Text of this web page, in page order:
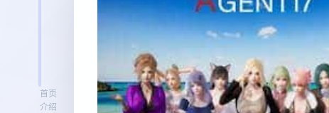
首页
介绍